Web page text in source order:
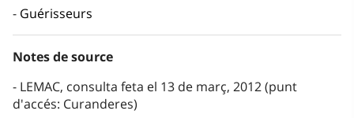
Guérisseurs
Notes de source
LEMAC, consulta feta el 13 de març, 2012 (punt
d'accés: Curanderes)